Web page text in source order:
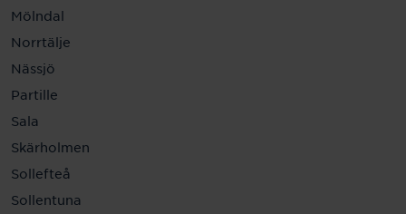
Mölndal
Norrtälje
Nässjö
Partille
Sala
Skärholmen
Sollefteå
Sollentuna